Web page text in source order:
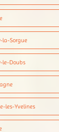
la-Sorgue
le-Doubs
les-Yvelines